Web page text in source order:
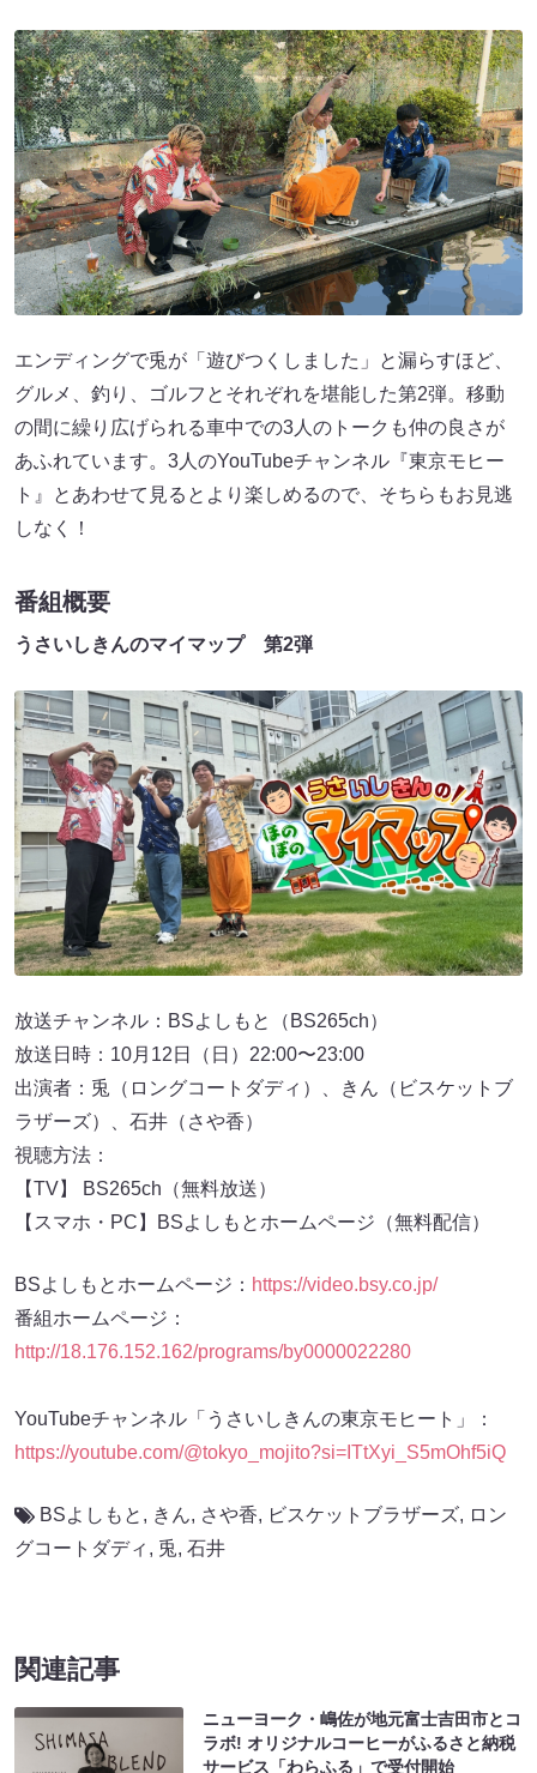
エンディングで兎が「遊びつくしました」と漏らすほど、
グルメ、釣り、ゴルフとそれぞれを堪能した第2弾。移動
の間に繰り広げられる車中での3人のトークも仲の良さが
あふれています。3人のYouTubeチャンネル『東京モヒー
ト』とあわせて見るとより楽しめるので、そちらもお見逃
しなく！
番組概要
うさいしきんのマイマップ 第2弾
放送チャンネル：BSよしもと（BS265ch）
放送日時：10月12日（日）22:00〜23:00
出演者：兎（ロングコートダディ）、きん（ビスケットブ
ラザーズ）、石井（さや香）
視聴方法：
【TV】 BS265ch（無料放送）
【スマホ・PC】BSよしもとホームページ（無料配信）
BSよしもとホームページ： https://video.bsy.co.jp/
番組ホームページ：
http://18.176.152.162/programs/by0000022280
YouTubeチャンネル「うさいしきんの東京モヒート」：
https://youtube.com/@tokyo_mojito?si=ITtXyi_S5mOhf5iQ
BSよしもと , きん, さや香, ビスケットブラザーズ, ロン
グコートダディ , 兎, 石井
関連記事
ニューヨーク・嶋佐が地元富士吉田市とコ
ラボ! オリジナルコーヒーがふるさと納税
サービス「わらふる」で受付開始